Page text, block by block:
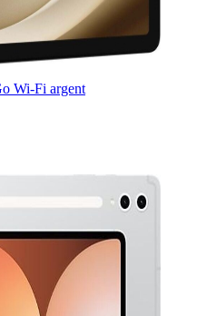
Wi-Fi argent